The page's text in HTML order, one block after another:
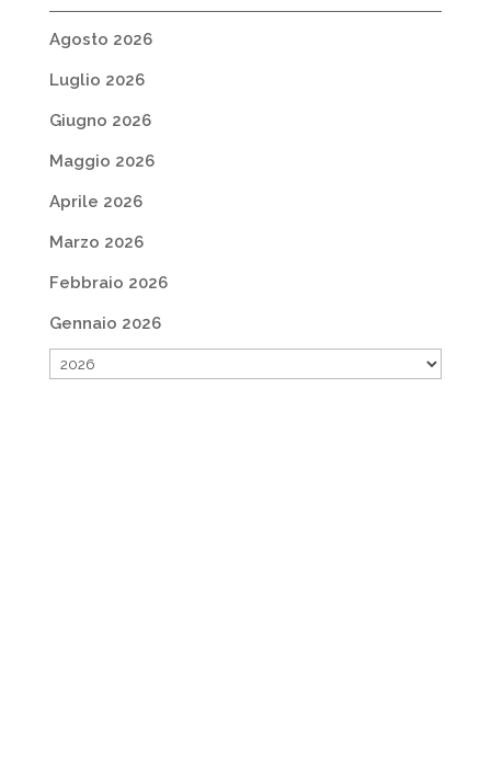
Agosto 2026
Luglio 2026
Giugno 2026
Maggio 2026
Aprile 2026
Marzo 2026
Febbraio 2026
Gennaio 2026